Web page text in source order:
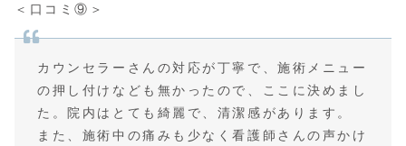
＜口コミ⑨＞
カウンセラーさんの対応が丁寧で、施術メニュー
の押し付けなども無かったので、ここに決めまし
た。院内はとても綺麗で、清潔感があります。
また、施術中の痛みも少なく看護師さんの声かけ